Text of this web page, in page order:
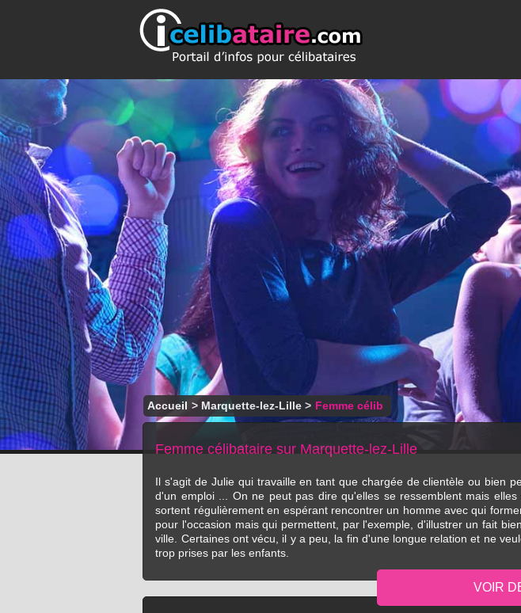
Accueil > Marquette-lez-Lille > Femme célib
Femme célibataire sur Marquette-lez-Lille
Il s'agit de Julie qui travaille en tant que chargée de clientèle ou bien
d'un emploi ... On ne peut pas dire qu'elles se ressemblent mais
sortent régulièrement en espérant rencontrer un homme avec qui
pour l'occasion mais qui permettent, par l'exemple, d'illustrer un fait
ville. Certaines ont vécu, il y a peu, la fin d'une longue relation et ne
trop prises par les enfants.